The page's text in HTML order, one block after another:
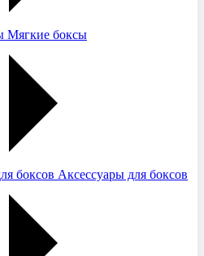
Мягкие боксы
Аксессуары для боксов